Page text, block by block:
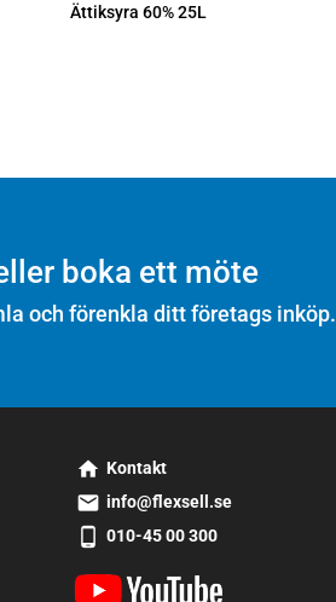
Ättiksyra 60% 25L
boka ett möte
och förenkla ditt företags inköp.
s
m
t2
h
o
Kontakt
s
m
t1
info@flexsell.se
m
010-45 00 300